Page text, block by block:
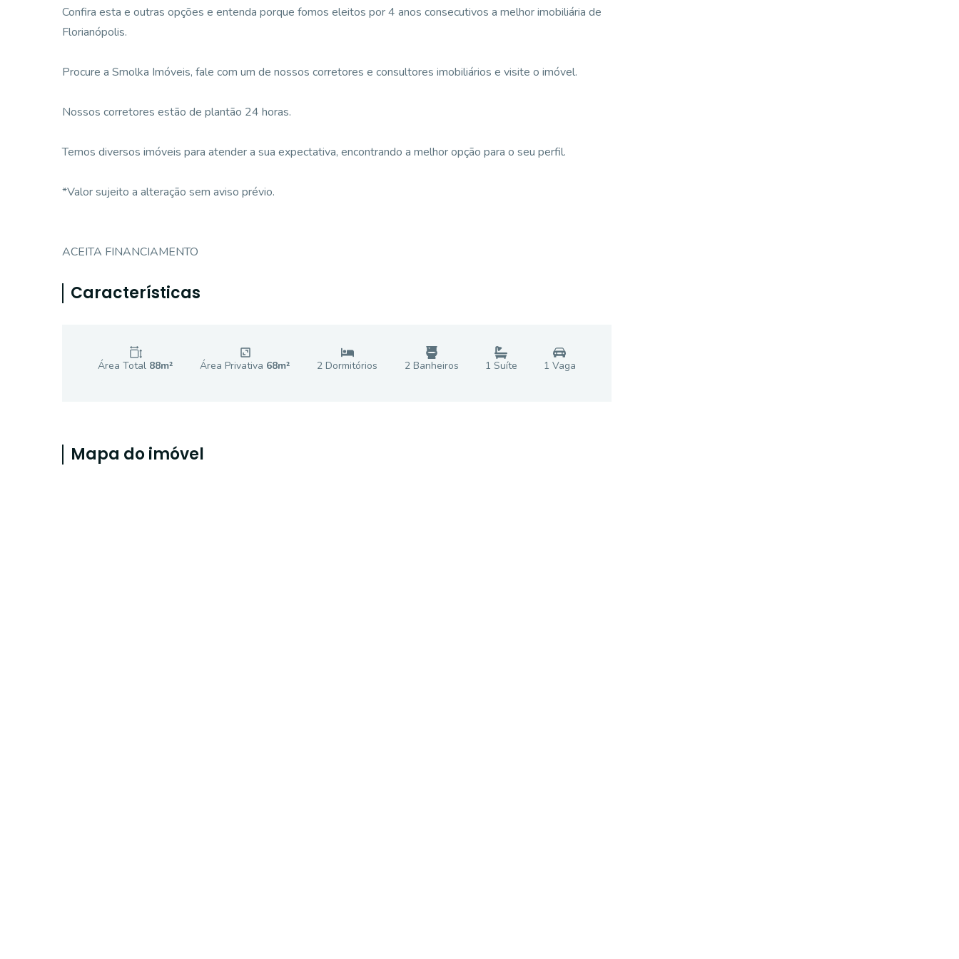
Confira esta e outras opções e entenda porque fomos eleitos por 4 anos consecutivos a melhor imobiliária de
Florianópolis.
Procure a Smolka Imóveis, fale com um de nossos corretores e consultores imobiliários e visite o imóvel.
Nossos corretores estão de plantão 24 horas.
Temos diversos imóveis para atender a sua expectativa, encontrando a melhor opção para o seu perfil.
*Valor sujeito a alteração sem aviso prévio.
ACEITA FINANCIAMENTO
Características
Área Total 88m² Área Privativa 68m² 2 Dormitórios 2Banheiros 1 Suíte 1 Vaga
Mapa do imóvel